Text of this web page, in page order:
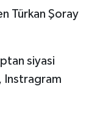
Türkan Şoray
siyasi
Instragram